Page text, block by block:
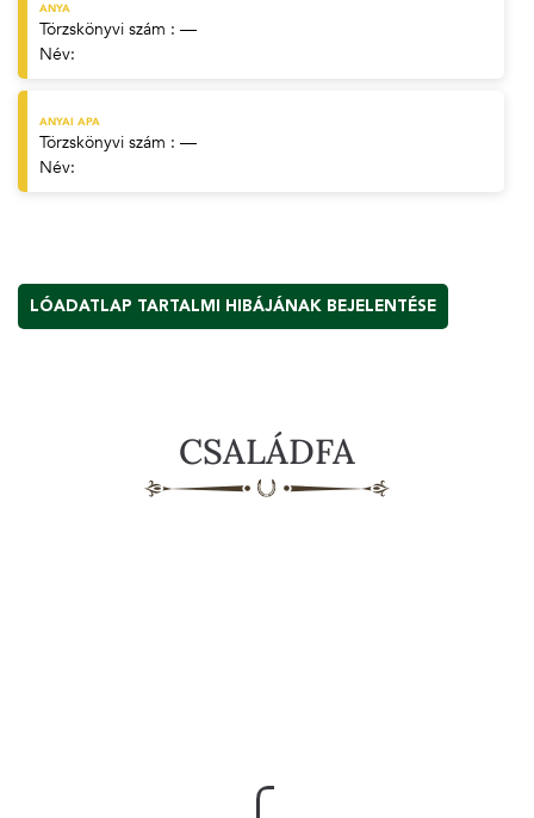
ANYA
Törzskönyvi szám : —
Név:
ANYAI APA
Törzskönyvi szám : —
Név:
LÓADATLAP TARTALMI HIBÁJÁNAK BEJELENTÉSE
CSALÁDFA